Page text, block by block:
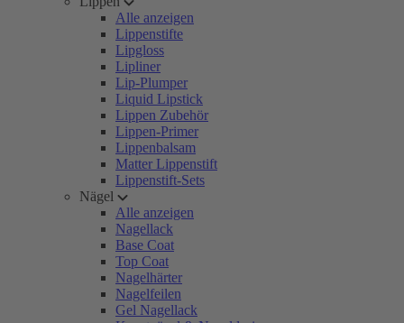
Alle anzeigen
Lippenstifte
Lipgloss
Lipliner
Lip-Plumper
Liquid Lipstick
Lippen Zubehör
Lippen-Primer
Lippenbalsam
Matter Lippenstift
Lippenstift-Sets
Nägel
Alle anzeigen
Nagellack
Base Coat
Top Coat
Nagelhärter
Nagelfeilen
Gel Nagellack